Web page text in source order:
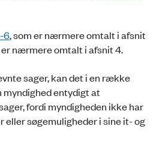
6, som er nærmere omtalt i afsnit
er nærmere omtalt i afsnit 4.
sager, kan det i en række
entydigt at
fordi myndigheden ikke har
søgemuligheder i sine it- og